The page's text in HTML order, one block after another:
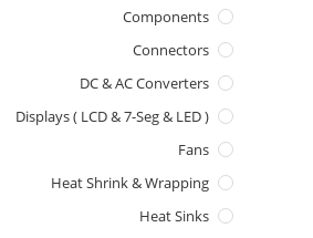
Components
Connectors
DC & AC Converters
Displays ( LCD & 7-Seg & LED )
Fans
Heat Shrink & Wrapping
Heat Sinks